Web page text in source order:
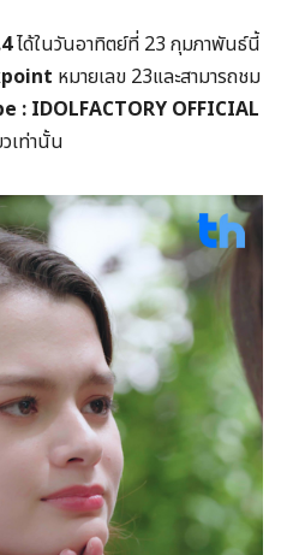
ได้ในวันอาทิตย์ที่ 23 กุมภาพันธ์นี้
หมายเลข 23และสามารถชม
: IDOLFACTORY OFFICIAL
เท่านั้น